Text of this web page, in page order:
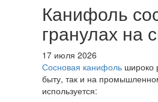
Канифоль
гранулах на
17 июля 2026
Сосновая канифоль широко
быту, так и на
используется: